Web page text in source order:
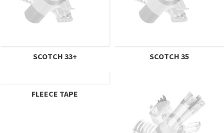
SCOTCH 33+ SCOTCH 35
FLEECE TAPE